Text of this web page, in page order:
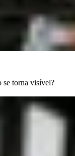
se torna visível?